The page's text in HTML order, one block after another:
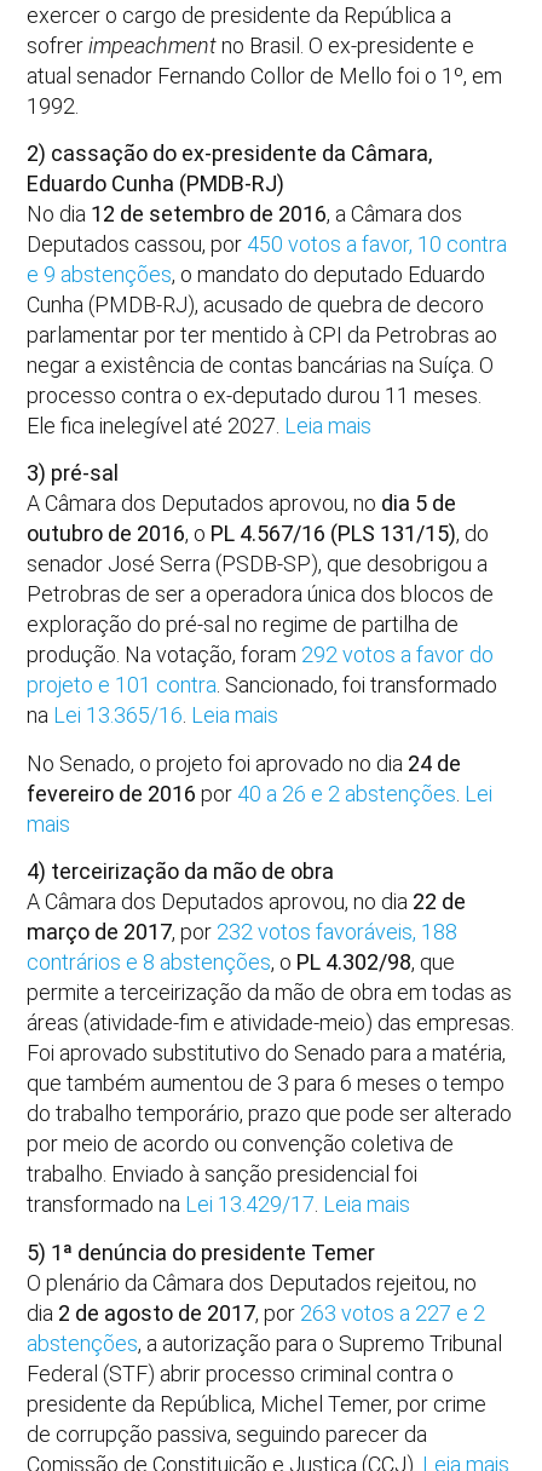
exercer o cargo de presidente da República a
sofrerimpeachmentno Brasil. O ex-presidente e
atual senador Fernando Collor de Mello foi o 1º, em
1992.
2) cassação do ex-presidente da Câmara,
Eduardo Cunha (PMDB-RJ)
No dia 12 de setembro de 2016, a Câmara dos
Deputados cassou, por 450 votos a favor, 10 contra
e 9 abstenções, o mandato do deputado Eduardo
Cunha (PMDB-RJ), acusado de quebra de decoro
parlamentar por ter mentido à CPI da Petrobras ao
negar a existência de contas bancárias na Suíça. O
processo contra o ex-deputado durou 11 meses.
Ele fica inelegível até 2027. Leia mais
3) pré-sal
A Câmara dos Deputados aprovou, no dia 5 de
outubro de 2016, o PL 4.567/16 (PLS 131/15), do
senador José Serra (PSDB-SP), que desobrigou a
Petrobras de ser a operadora única dos blocos de
exploração do pré-sal no regime de partilha de
produção. Na votação, foram 292 votos a favor do
projeto e 101 contra. Sancionado, foi transformado
na Lei 13.365/16. Leia mais
No Senado, o projeto foi aprovado no dia 24 de
fevereiro de 2016 por 40 a 26 e 2 abstenções Lei
mais
4) terceirização da mão de obra
A Câmara dos Deputados aprovou, no dia 22 de
março de 2017, por 232 votos favoráveis, 188
contrários e 8 abstenções, o PL 4.302/98, que
permite a terceirização da mão de obra em todas as
áreas (atividade-fim e atividade-meio) das empresas.
Foi aprovado substitutivo do Senado para a matéria,
que também aumentou de 3 para 6 meses o tempo
do trabalho temporário, prazo que pode ser alterado
por meio de acordo ou convenção coletiva de
trabalho. Enviado à sanção presidencial foi
transformado na Lei 13.429/17. Leia mais
5) 1ª denúncia do presidente Temer
O plenário da Câmara dos Deputados rejeitou, no
dia 2 de agosto de 2017, por 263 votos a 227 e 2
abstenções, a autorização para o Supremo Tribunal
Federal (STF) abrir processo criminal contra o
presidente da República, Michel Temer, por crime
de corrupção passiva, seguindo parecer da
Comissão de Constituição e Justiça (CCJ). Leia mais